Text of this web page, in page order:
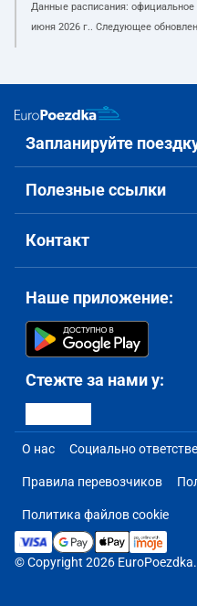
Данные расписания: официальное
июня 2026 г.. Следующее
Запланируйте
Полезные ссылки
Контакт
Наше приложение:
Стежте за нами у:
О нас Социально
Правила перевозчиков
Политика файлов cookie
© Copyright 2026